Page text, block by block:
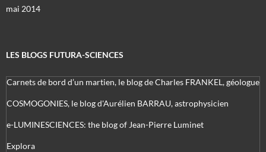
mai 2014
LES BLOGS FUTURA-SCIENCES
Carnets de bord d’un martien, le blog de Charles FRANKEL, géologue
COSMOGONIES, le blog d'Aurélien BARRAU, astrophysicien
e-LUMINESCIENCES: the blog of Jean-Pierre Luminet
Explora